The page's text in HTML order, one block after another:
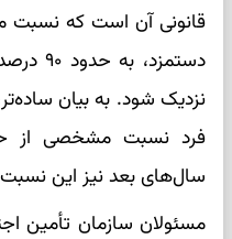
قانونی آن است که نسبت
نزدیک شود. به بیان
فرد نسبت مشخصی از
سال‌های بعد نیز این
مسئولان سازمان تأمین